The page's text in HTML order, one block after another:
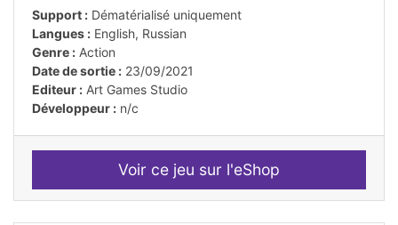
Support : Dématérialisé uniquement
Langues : English, Russian
Genre : Action
Date de sortie : 23/09/2021
Editeur : Art Games Studio
Développeur : n/c
Voir ce jeu sur l'eShop